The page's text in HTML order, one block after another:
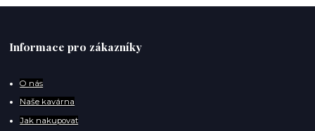
Informace pro zákazníky
O nás
Naše kavárna
Jak nakupovat